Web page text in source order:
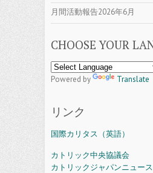
月間活動報告2026年6月
CHOOSE YOUR
Powered by Translate
リンク
国際カリタス（英語）
カトリック中央協議会
カトリックジャパンニュース